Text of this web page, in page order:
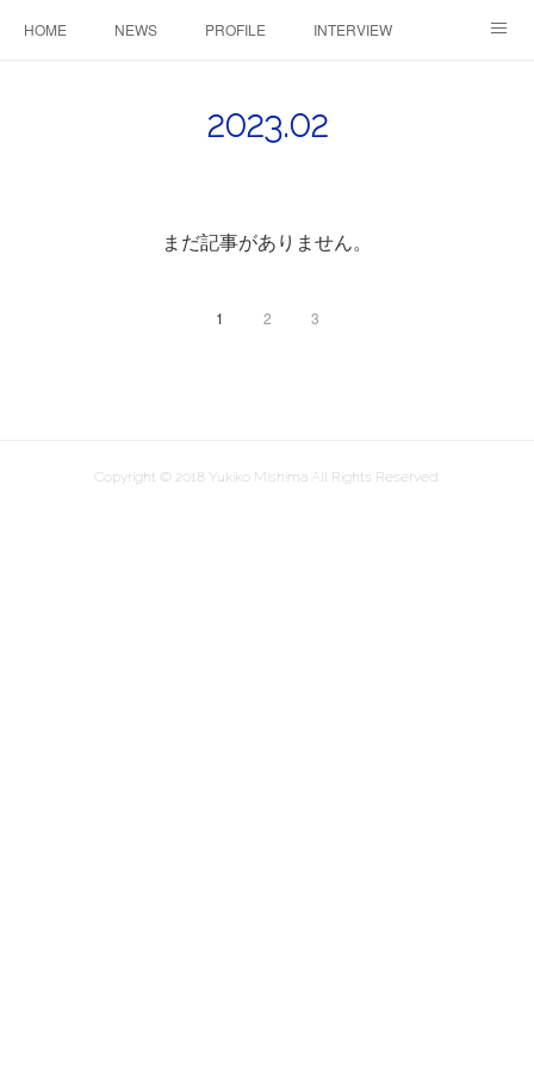
HOME NEWS PROFILE INTERVIEW
2023.02
まだ記事がありません。
1 2 3
Copyright © 2018 Yukiko Mishima All Rights Reserved.